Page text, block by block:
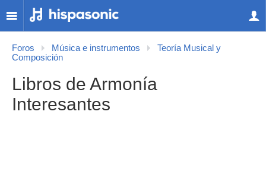
Foros Música e instrumentos
Teoría Musical y
Composición
Libros de Armonía
Interesantes